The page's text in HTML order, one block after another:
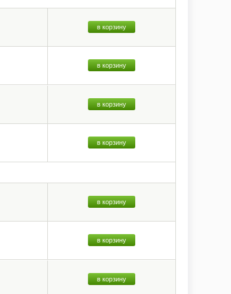
в корзину
в корзину
в корзину
в корзину
в корзину
в корзину
в корзину